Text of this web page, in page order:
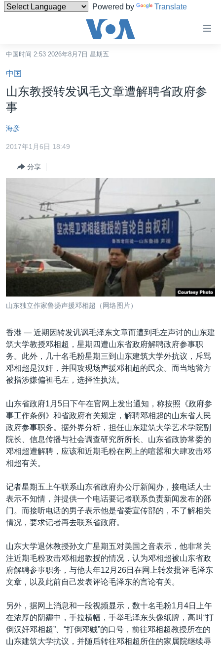
Powered by Translate
碍
链
接
跳
转
内
容
到
转
索
中国
最新国际新闻
欧洲
非洲
美洲
全球议题
分类新闻
人权·法律·宗教
科教·文娱·体健
军事
劳工
环境
热点专题
白宫要闻
国会报道
美中关系
美国建国250周年
埃博拉疫情
重要讲话与声明
台海两岸关系
南中国海争端
关注西藏
关注新疆
GEN Z 看美国
VOA视频
VOA今日焦点
中文广播
其他语言网站
中国时间 2:53 2026年8月7日 星期五
中国
山东教授转发讽毛文章遭解聘省政府参
事
海彦
2017年1月6日 18:49
分享
山东独立作家鲁扬声援邓相超（网络图片）
香港 — 近期因转发讥讽毛泽东文章而遭到毛左声讨的山东建
筑大学教授邓相超，星期四遭山东省政府解聘政府参事职
务。此外，几十名毛粉星期三到山东建筑大学外抗议，斥骂
邓相超是汉奸，并围攻现场声援邓相超的民众。而当地警方
被指涉嫌偏袒毛左，选择性执法。
山东省政府1月5日下午在官网上发出通知，称按照《政府参
事工作条例》和省政府有关规定，解聘邓相超的山东省人民
政府参事职务。据外界分析，担任山东建筑大学艺术学院副
院长、信息传播与社会调查研究所所长、山东省政协常委的
邓相超遭解聘，应该和近期毛粉在网上的喧嚣和大肆攻击邓
相超有关。
记者星期五上午联系山东省政府办公厅新闻办，接电话人士
表示不知情，并提供一个电话要记者联系负责新闻发布的部
门。而接听电话的男子表示他是省委宣传部的，不了解相关
情况，要求记者再去联系省政府。
山东大学退休教授孙文广星期五对美国之音表示，他非常关
注近期毛粉攻击邓相超教授的情况，认为邓相超被山东省政
府解聘参事职务，与他去年12月26日在网上转发批评毛泽东
文章，以及此前自己发表评论毛泽东的言论有关。
另外，据网上消息和一段视频显示，数十名毛粉1月4日上午
在浓厚的阴霾中，手拉横幅，手举毛泽东头像纸牌，高叫“打
倒汉奸邓相超”、“打倒邓贼”的口号，前往邓相超教授所在的
山东建筑大学抗议，并随后转往邓相超所住的家属院继续辱